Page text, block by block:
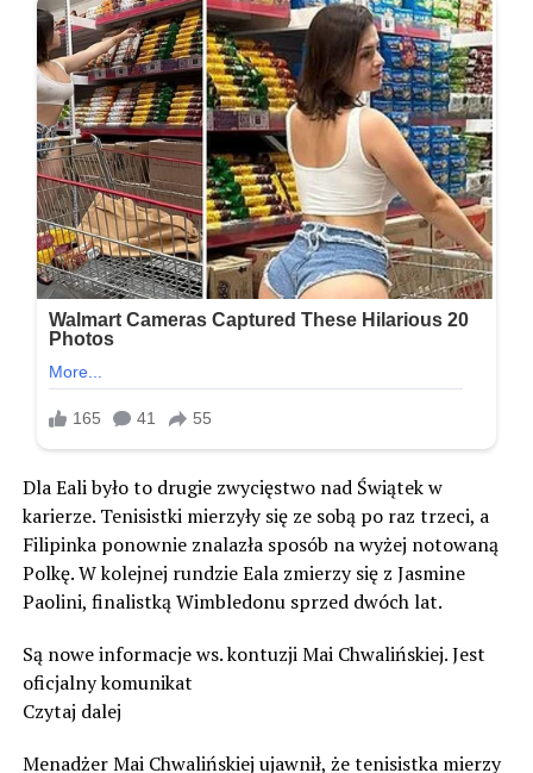
Dla Eali było to drugie zwycięstwo nad Świątek w
karierze. Tenisistki mierzyły się ze sobą po raz trzeci, a
Filipinka ponownie znalazła sposób na wyżej notowaną
Polkę. W kolejnej rundzie Eala zmierzy się z Jasmine
Paolini, finalistką Wimbledonu sprzed dwóch lat.
Są nowe informacje ws. kontuzji Mai Chwalińskiej. Jest
oficjalny komunikat
Czytaj dalej
Menadżer Mai Chwalińskiej ujawnił, że tenisistka mierzy